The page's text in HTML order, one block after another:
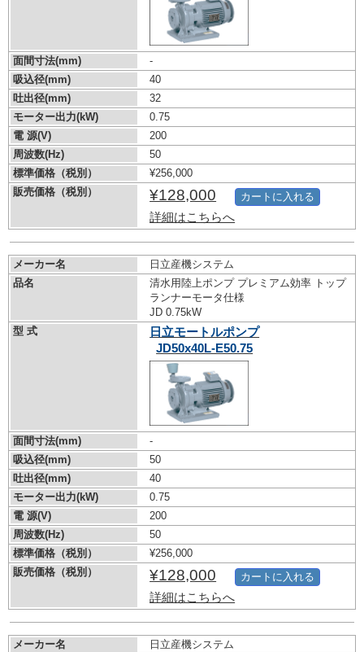
面間寸法(mm)
-
吸込径(mm)
40
吐出径(mm)
32
モーター出力(kW)
0.75
電 源(V)
200
周波数(Hz)
50
標準価格（税別）
¥256,000
販売価格（税別）
¥128,000
詳細はこちらへ
カートに入れる
メーカー名
日立産機システム
品名
清水用陸上ポンプ プレミアム効率 トップ
ランナーモータ仕様
JD 0.75kW
型 式
日立モートルポンプ
JD50x40L-E50.75
面間寸法(mm)
-
吸込径(mm)
50
吐出径(mm)
40
モーター出力(kW)
0.75
電 源(V)
200
周波数(Hz)
50
標準価格（税別）
¥256,000
販売価格（税別）
¥128,000
詳細はこちらへ
カートに入れる
メーカー名
日立産機システム